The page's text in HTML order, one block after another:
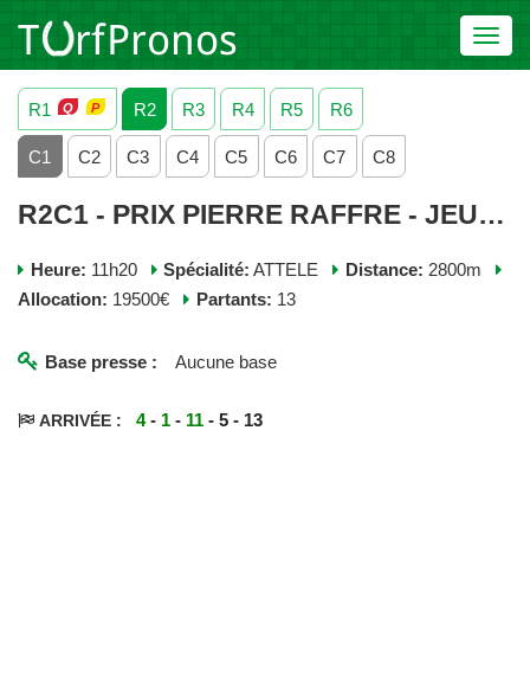
R1
R2 R3 R4 R5 R6
C1 C2 C3 C4 C5 C6 C7 C8
R2C1 - PRIX PIERRE RAFFRE - JEUDI 04 JUIN 2026
Heure: 11h20 Spécialité: ATTELE Distance: 2800m
Allocation: 19500€ Partants: 13
Base presse : Aucune base
ARRIVÉE : 4- 1 - 11 - 5 - 13